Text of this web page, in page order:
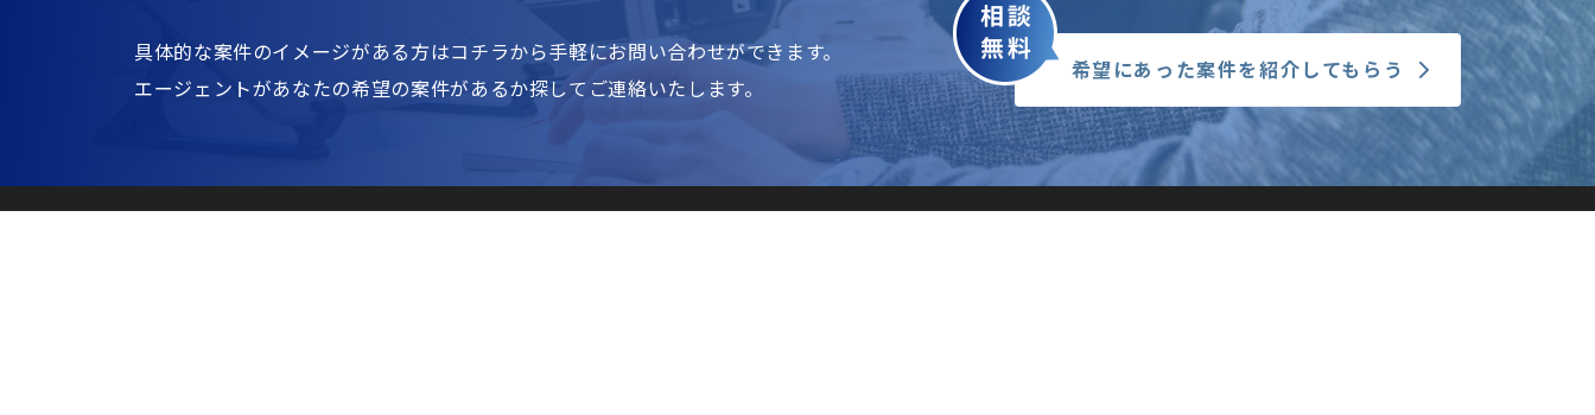
具体的な案件のイメージがある方はコチラから手軽にお問い合わせができます。
エージェントがあなたの希望の案件があるか探してご連絡いたします。
希望にあった案件を紹介してもらう